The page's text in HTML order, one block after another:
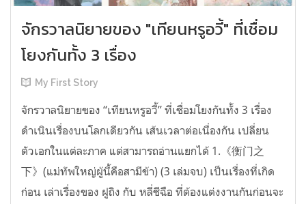
จักรวาลนิยายของ "เทียนหรูอวี้" ที่เชื่อม
โยงกันทั้ง 3 เรื่อง
My First Story
จักรวาลนิยายของ “เทียนหรูอวี้” ที่เชื่อมโยงกันทั้ง 3 เรื่อง
ดำเนินเรื่องบนโลกเดียวกัน เส้นเวลาต่อเนื่องกัน เปลี่ยน
ตัวเอกในแต่ละภาค แต่สามารถอ่านแยกได้ 1.《衡门之
下》(แม่ทัพใหญ่ผู้นี้คือสามีข้า) (3 เล่มจบ) เป็นเรื่องที่เกิด
ก่อน เล่าเรื่องของ ฝูถิง กับ หลี่ชีฉือ ที่ต้องแต่งงานกันก่อนจะ